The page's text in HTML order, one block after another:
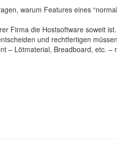
warum Features eines
Firma die Hostsoftware soweit ist.
und rechtfertigen
– Lötmaterial, Breadboard, etc.